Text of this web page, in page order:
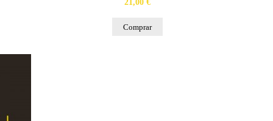
21,00 €
Comprar